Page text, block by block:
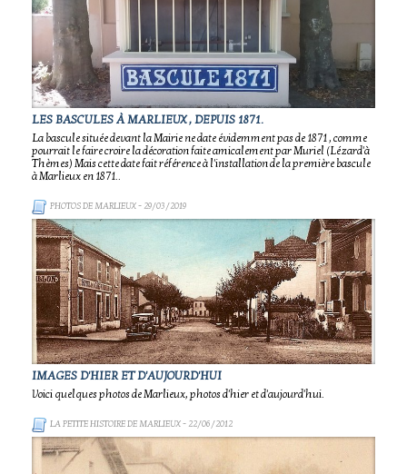
LES BASCULES À MARLIEUX , DEPUIS 1871.
La bascule située devant la Mairie ne date évidemment pas de 1871 , comme
pourrait le faire croire la décoration faite amicalement par Muriel (Lézard'à
Thèmes) Mais cette date fait référence à l'installation de la première bascule
à Marlieux en 1871..
PHOTOS DE MARLIEUX- 29/03/2019
IMAGES D'HIER ET D'AUJOURD'HUI
Voici quelques photos de Marlieux, photos d'hier et d'aujourd'hui.
LA PETITE HISTOIRE DE MARLIEUX- 22/06/2012